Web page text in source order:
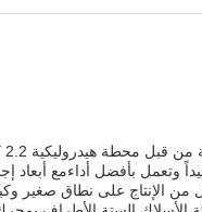
من الإنتاج على نطاق صغير